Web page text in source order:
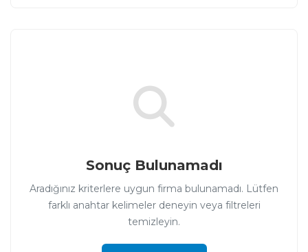
Sonuç Bulunamadı
Aradığınız kriterlere uygun firma bulunamadı. Lütfen
farklı anahtar kelimeler deneyin veya filtreleri
temizleyin.